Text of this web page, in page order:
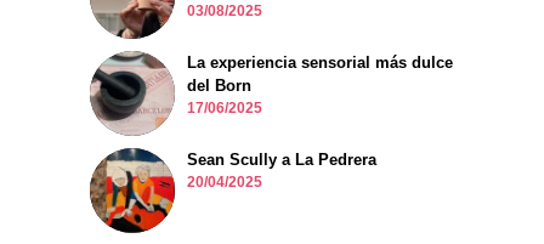
03/08/2025
La experiencia sensorial más dulce
del Born
17/06/2025
Sean Scully a La Pedrera
20/04/2025